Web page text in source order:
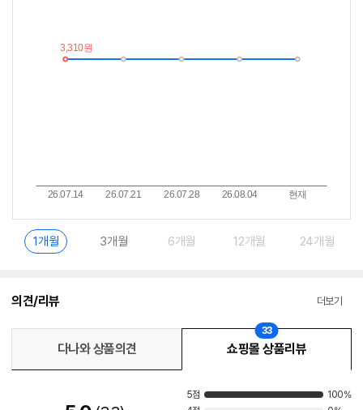
이
란?
1개월 3개월 6개월 12개월 24개월
의견/리뷰 더보기
다나와 상품의견 쇼핑몰 상품리뷰
33
5점
100%